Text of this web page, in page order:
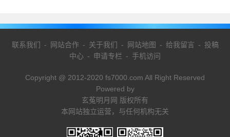
联系我们 - 网站合作- 关于我们 - 网站地图 - 给我留言 - 投稿
中心 - 申请专栏 - 手机访问
Copyright @ 2012-2020 fs7000.com All Right Reserved
Powered by
玄菟明月网 版权所有
本网站独立运营，与任何机构无关